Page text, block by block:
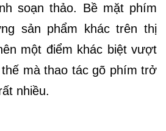
soạn thảo. Bề mặt phím
sản phẩm khác trên thị
một điểm khác biệt vượt
mà thao tác gõ phím trở
nhiều.